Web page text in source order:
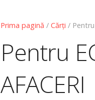
Prima pagină / Cărți / Pentru
Pentru
AFACERI